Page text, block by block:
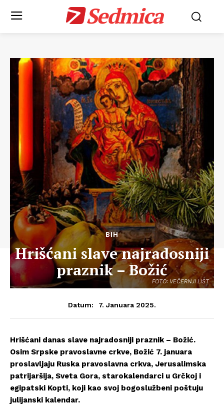
Sedmica
FOTO: VEČERNJI LIST
BIH
Hrišćani slave najradosniji
praznik – Božić
Datum: 7. Januara 2025.
Hrišćani danas slave najradosniji praznik – Božić.
Osim Srpske pravoslavne crkve, Božić 7. januara
proslavljaju Ruska pravoslavna crkva, Jerusalimska
patrijaršija, Sveta Gora, starokalendarci u Grčkoj i
egipatski Kopti, koji kao svoj bogoslužbeni poštuju
julijanski kalendar.